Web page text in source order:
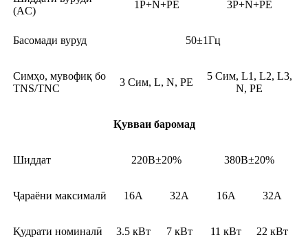
(AC)
1P+N+PE 3P+N+PE
Басомади вуруд 50±1Гц
Симҳо, мувофиқ бо
TNS/TNC
3 Сим, L, N, PE
5 Сим, L1, L2, L3,
N, PE
Қувваи баромад
Шиддат 220В±20% 380В±20%
Ҷараёни максималӣ 16А 32A 16А 32A
Қудрати номиналӣ 3.5 кВт 7 кВт 11 кВт 22 кВт